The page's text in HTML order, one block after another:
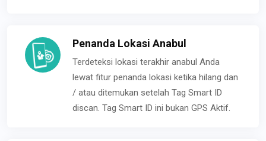
Penanda Lokasi Anabul
Terdeteksi lokasi terakhir anabul Anda
lewat fitur penanda lokasi ketika hilang dan
/ atau ditemukan setelah Tag Smart ID
discan. Tag Smart ID ini bukan GPS Aktif.